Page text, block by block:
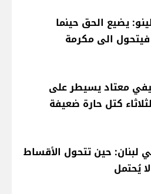
يضيع الحق حينما
الى مكرمة
معتاد يسيطر على
كتل حارة ضعيفة
لبنان: حين تتحول الأقساط
يُحتمل